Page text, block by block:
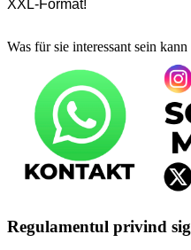
XXL-Format!
Was für sie interessant sein kann
Regulamentul privind